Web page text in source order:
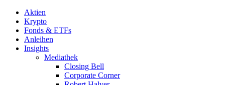
Aktien
Krypto
Fonds & ETFs
Anleihen
Insights
Mediathek
Closing Bell
Corporate Corner